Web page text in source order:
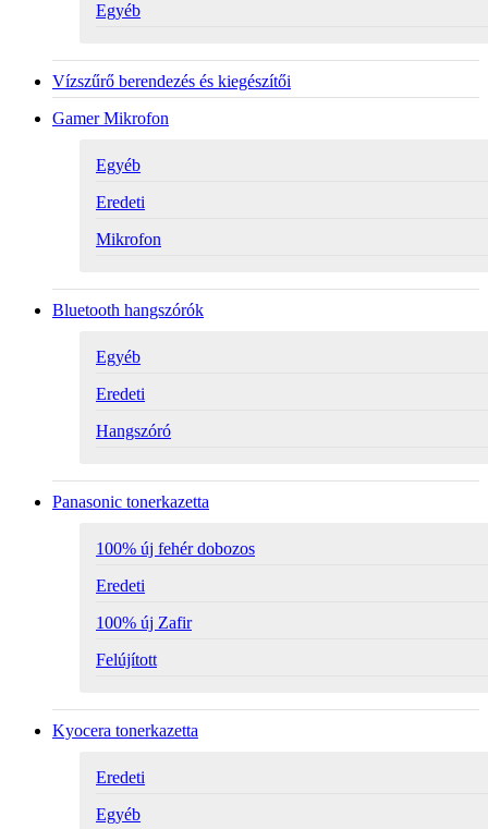
Egyéb
Vízszűrő berendezés és kiegészítői
Gamer Mikrofon
Egyéb
Eredeti
Mikrofon
Bluetooth hangszórók
Egyéb
Eredeti
Hangszóró
Panasonic tonerkazetta
100% új fehér dobozos
Eredeti
100% új Zafir
Felújított
Kyocera tonerkazetta
Eredeti
Egyéb